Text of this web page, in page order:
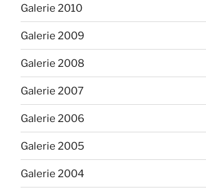
Galerie 2010
Galerie 2009
Galerie 2008
Galerie 2007
Galerie 2006
Galerie 2005
Galerie 2004